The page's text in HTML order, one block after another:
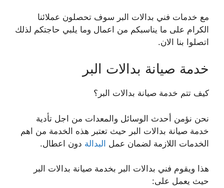
مع خدمات فني بدالات البر سوف تحصلون عملائنا
الكرام على ما يناسبكم من اعمال وما يلبي حاجتكم لذلك
اتصلوا بنا الان.
خدمة صيانة بدالات البر
كيف تتم خدمة صيانة بدالات البر؟
نحن نؤمن أحدث الوسائل والمعدات من اجل تأدية
خدمة صيانة بدالات البر حيث تعتبر هذه الخدمة من اهم
الخدمات اللازمة لضمان عمل البدالة دون اعطال.
هذا ويقوم فني بدالات البر بخدمة صيانة بدالات البر
حيث يعمل على: